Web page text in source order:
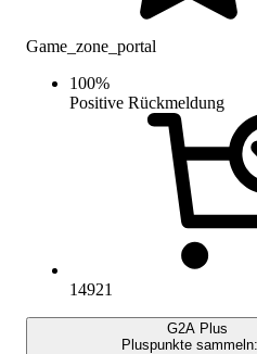
Game_zone_portal
100%
Positive Rückmeldung
14921
G2A Plus
Pluspunkte sammeln: